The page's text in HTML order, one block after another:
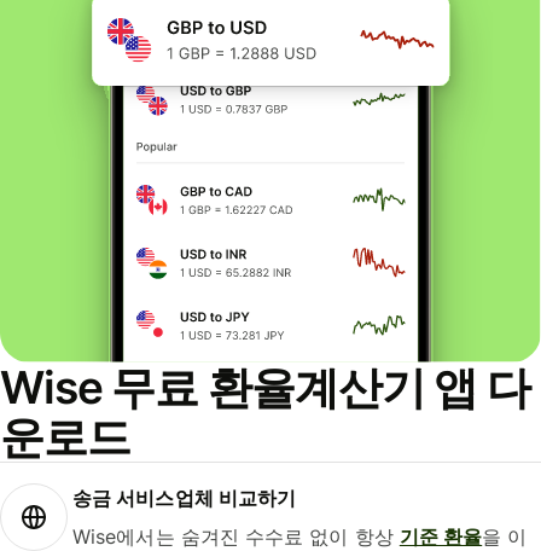
Wise 무료 환율계산기 앱 다
운로드
송금 서비스업체 비교하기
Wise에서는 숨겨진 수수료 없이 항상 기준 환율을 이